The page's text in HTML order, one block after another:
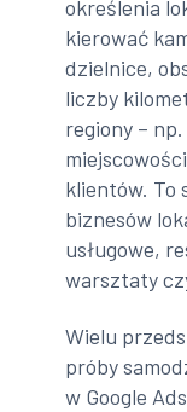
określenia
kierować
dzielnice,
liczby
regiony –
klientów. To
biznesów
usługowe,
warsztaty
Wielu
próby
w Google